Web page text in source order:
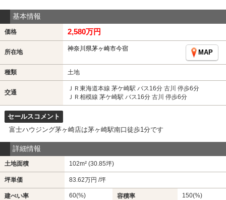
基本情報
価格 2,580万円
所在地 神奈川県茅ヶ崎市今宿
MAP
種類 土地
交通
ＪＲ東海道本線 茅ケ崎駅 バス16分 古川 停歩6分
ＪＲ相模線 茅ケ崎駅 バス16分 古川 停歩6分
セールスコメント
富士ハウジング茅ヶ崎店は茅ヶ崎駅南口徒歩1分です
詳細情報
土地面積 102m² (30.85坪)
坪単価 83.62万円 /坪
建ぺい率 60(%) 容積率 150(%)